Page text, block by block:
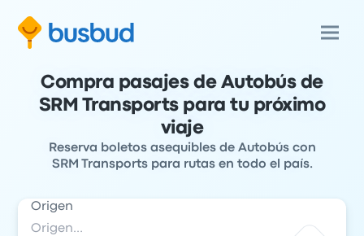
Compra pasajes de Autobús de
SRM Transports para tu próximo
viaje
Reserva boletos asequibles de Autobús con
SRM Transports para rutas en todo el país.
Origen